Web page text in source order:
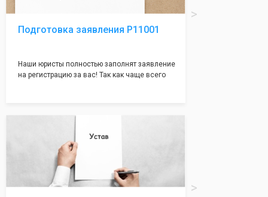
Подготовка заявления Р11001
Наши юристы полностью заполнят заявление
на регистрацию за вас! Так как чаще всего
большая часть отказов - наши юристы с
оформление самого сложного документа на
себя! Многолетний опыт работы наших
юристов позволяет оформлять заявление без
ошибок, тем самым гарантируя вам
успешную регистрацию в налоговой